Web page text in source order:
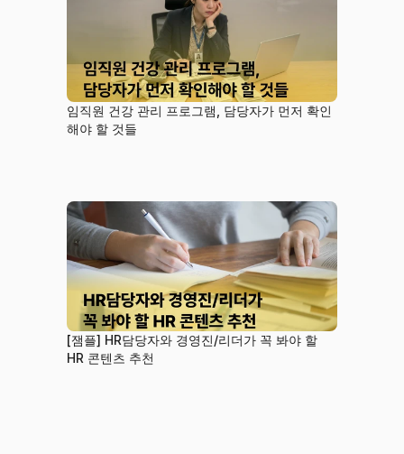
임직원 건강 관리 프로그램, 담당자가 먼저 확인
해야 할 것들
[잼플] HR담당자와 경영진/리더가 꼭 봐야 할
HR 콘텐츠 추천